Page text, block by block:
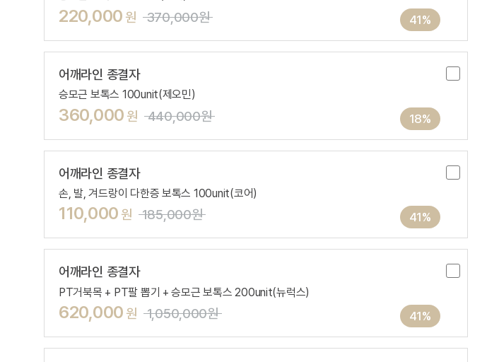
220,000 원 370,000원 41%
어깨라인 종결자
승모근 보톡스 100unit(제오민)
360,000 원 440,000원 18%
어깨라인 종결자
손, 발, 겨드랑이 다한증 보톡스 100unit(코어)
110,000 원 185,000원 41%
어깨라인 종결자
PT거북목 + PT팔 뽑기 + 승모근 보톡스 200unit(뉴럭스)
620,000 원 1,050,000원 41%